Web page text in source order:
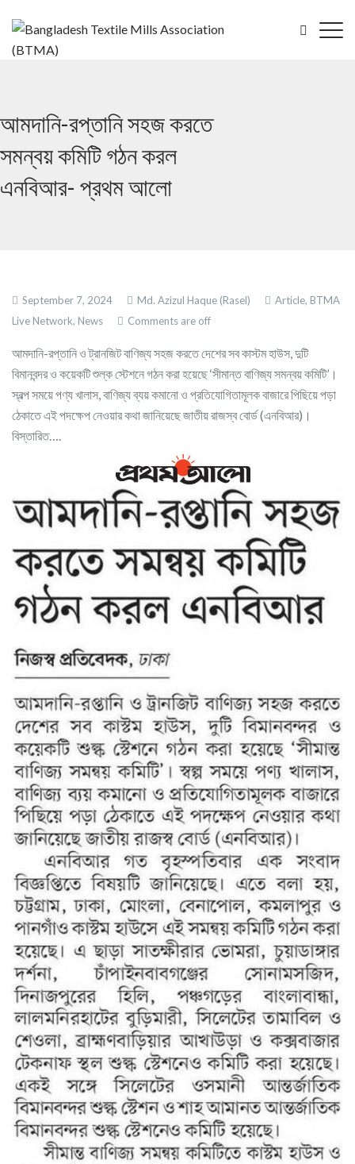
আমদানি-রপ্তানি সহজ করতে
সমন্বয় কমিটি গঠন করল
এনবিআর- প্রথম আলো
September 7, 2024 Md. Azizul Haque (Rasel) Article, BTMA
Live Network, News Comments are off
আমদানি-রপ্তানি ও ট্রানজিট বাণিজ্য সহজ করতে দেশের সব কাস্টম হাউস, দুটি
বিমানবন্দর ও কয়েকটি শুল্ক স্টেশনে গঠন করা হয়েছে ‘সীমান্ত বাণিজ্য সমন্বয় কমিটি’।
স্বল্প সময়ে পণ্য খালাস, বাণিজ্য ব্যয় কমানো ও প্রতিযোগিতামূলক বাজারে পিছিয়ে পড়া
ঠেকাতে এই পদক্ষেপ নেওয়ার কথা জানিয়েছে জাতীয় রাজস্ব বোর্ড (এনবিআর)।
বিস্তারিত….